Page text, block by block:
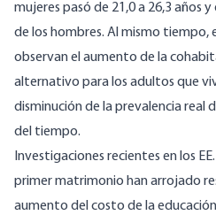
mujeres pasó de 21,0 a 26,3 años y
de los hombres. Al mismo tiempo,
observan el aumento de la
alternativo para los adultos que
disminución de la prevalencia real
del tiempo.
Investigaciones recientes en los
primer matrimonio han arrojado
aumento del costo de la